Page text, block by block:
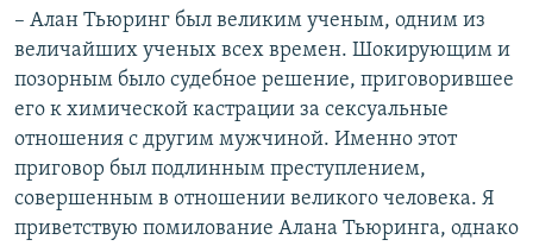
– Алан Тьюринг был великим ученым, одним из
величайших ученых всех времен. Шокирующим и
позорным было судебное решение, приговорившее
его к химической кастрации за сексуальные
отношения с другим мужчиной. Именно этот
приговор был подлинным преступлением,
совершенным в отношении великого человека. Я
приветствую помилование Алана Тьюринга, однако